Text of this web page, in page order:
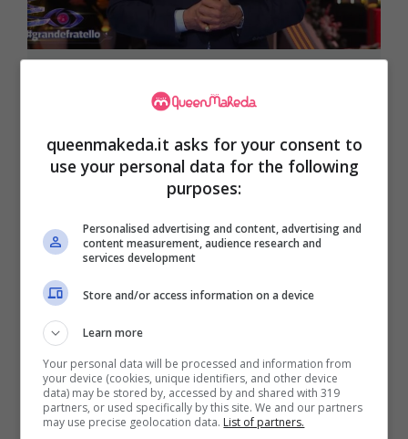
Fratello: dolore e lacrime
16 Dicembre 2024
queenmakeda.it asks for your consent to
use your personal data for the following
purposes:
Personalised advertising and content, advertising and
content measurement, audience research and
services development
Store and/or access information on a device
Learn more
Your personal data will be processed and information from
your device (cookies, unique identifiers, and other device
data) may be stored by, accessed by and shared with 319
partners, or used specifically by this site. We and our partners
may use precise geolocation data. List of partners.